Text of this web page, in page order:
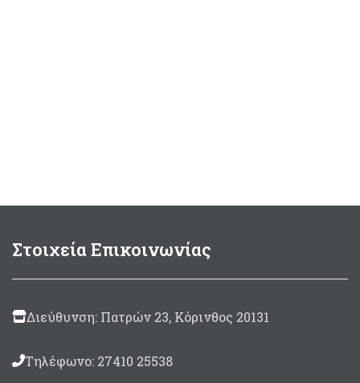
Στοιχεία Επικοινωνίας
Διεύθυνση: Πατρών 23, Κόρινθος 20131
Τηλέφωνο: 27410 25538